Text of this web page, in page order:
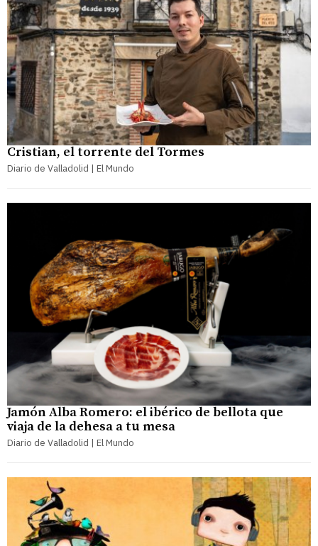
Cristian, el torrente del Tormes
Diario de Valladolid | El Mundo
Jamón Alba Romero: el ibérico de bellota que
viaja de la dehesa a tu mesa
Diario de Valladolid | El Mundo